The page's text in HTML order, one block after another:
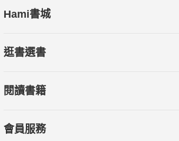
Hami書城
逛書選書
閱讀書籍
會員服務